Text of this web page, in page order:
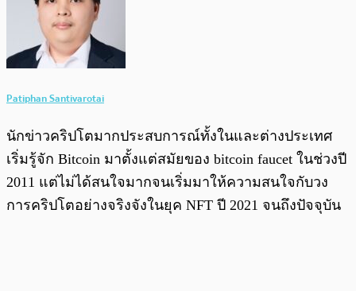
Patiphan Santivarotai
นักข่าวคริปโตมากประสบการณ์ทั้งในและต่างประเทศ
เริ่มรู้จัก Bitcoin มาตั้งแต่สมัยของ bitcoin faucet ในช่วงปี
2011 แต่ไม่ได้สนใจมากจนเริ่มมาให้ความสนใจกับวง
การคริปโตอย่างจริงจังในยุค NFT ปี 2021 จนถึงปัจจุบัน